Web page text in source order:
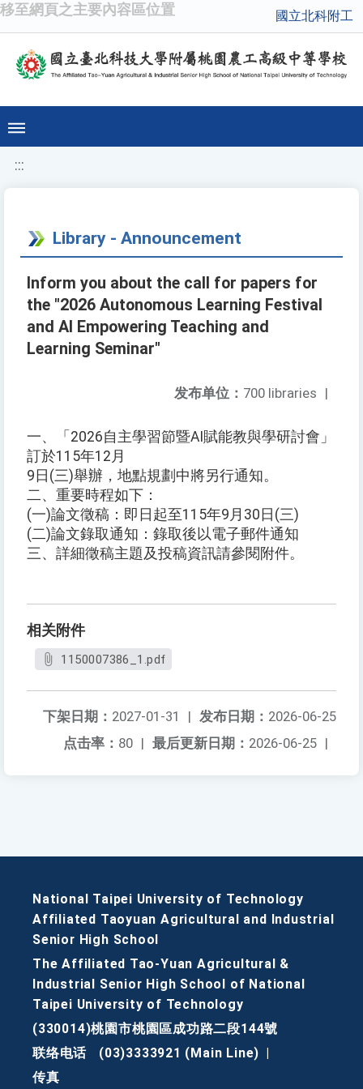
移至網頁之主要內容區位置 國立北科附工
:::
Library - Announcement
Inform you about the call for papers for
the "2026 Autonomous Learning Festival
and AI Empowering Teaching and
Learning Seminar"
发布单位： 700 libraries |
一、「2026自主學習節暨AI賦能教與學研討會」
訂於115年12月
9日(三)舉辦，地點規劃中將另行通知。
二、重要時程如下：
(一)論文徵稿：即日起至115年9月30日(三)
(二)論文錄取通知：錄取後以電子郵件通知
三、詳細徵稿主題及投稿資訊請參閱附件。
相关附件
1150007386_1.pdf
发布日期： 2026-06-25
下架日期： 2027-01-31
|
最后更新日期： 2026-06-25 |
点击率： 80 |
National Taipei University of Technology
Affiliated Taoyuan Agricultural and Industrial
Senior High School
The Affiliated Tao-Yuan Agricultural &
Industrial Senior High School of National
Taipei University of Technology
(330014)桃園市桃園區成功路二段144號
联络电话
(03)3333921 (Main Line)
传真